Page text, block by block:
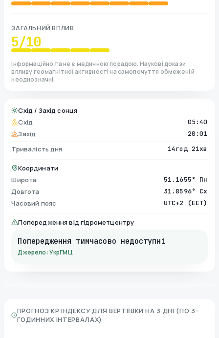
ЗАГАЛЬНИЙ ВПЛИВ
5/10
Інформаційно та не є медичною порадою. Наукові докази
впливу геомагнітної активності на самопочуття обмежені й
неоднозначні.
Схід / Захід сонця
Схід
05:40
Захід 20:01
Тривалість дня 14год 21хв
Координати
Широта
51.1655° Пн
Довгота 31.8596° Сх
Часовий пояс UTC+2 (EET)
Попередження від гідрометцентру
Попередження тимчасово недоступні
Джерело: УкрГМЦ
ПРОГНОЗ KP ІНДЕКСУ ДЛЯ ВЕРТІЇВКИ НА 3 ДНІ (ПО 3-
ГОДИННИХ ІНТЕРВАЛАХ)